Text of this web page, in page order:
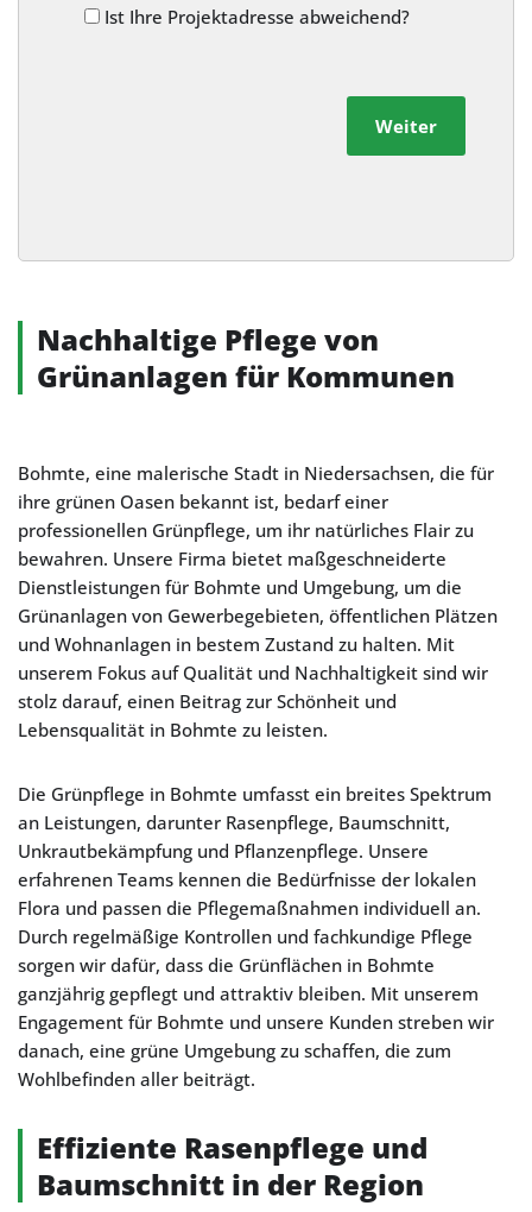
Ist Ihre Projektadresse abweichend?
Weiter
Alternative:
Nachhaltige Pflege von
Grünanlagen für Kommunen
Bohmte, eine malerische Stadt in Niedersachsen, die für
ihre grünen Oasen bekannt ist, bedarf einer
professionellen Grünpflege, um ihr natürliches Flair zu
bewahren. Unsere Firma bietet maßgeschneiderte
Dienstleistungen für Bohmte und Umgebung, um die
Grünanlagen von Gewerbegebieten, öffentlichen Plätzen
und Wohnanlagen in bestem Zustand zu halten. Mit
unserem Fokus auf Qualität und Nachhaltigkeit sind wir
stolz darauf, einen Beitrag zur Schönheit und
Lebensqualität in Bohmte zu leisten.
Die Grünpflege in Bohmte umfasst ein breites Spektrum
an Leistungen, darunter Rasenpflege, Baumschnitt,
Unkrautbekämpfung und Pflanzenpflege. Unsere
erfahrenen Teams kennen die Bedürfnisse der lokalen
Flora und passen die Pflegemaßnahmen individuell an.
Durch regelmäßige Kontrollen und fachkundige Pflege
sorgen wir dafür, dass die Grünflächen in Bohmte
ganzjährig gepflegt und attraktiv bleiben. Mit unserem
Engagement für Bohmte und unsere Kunden streben wir
danach, eine grüne Umgebung zu schaffen, die zum
Wohlbefinden aller beiträgt.
Effiziente Rasenpflege und
Baumschnitt in der Region